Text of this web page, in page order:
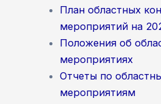
План областных
мероприятий на
Положения об
мероприятиях
Отчеты по
мероприятиям